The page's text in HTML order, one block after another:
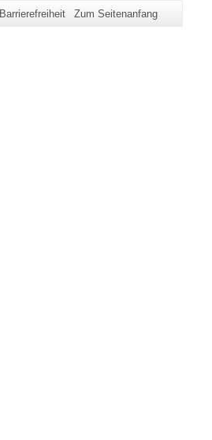
Barrierefreiheit Zum Seitenanfang